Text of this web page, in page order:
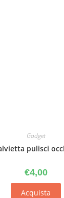
Gadget
pulisci
€4,00
Acquista